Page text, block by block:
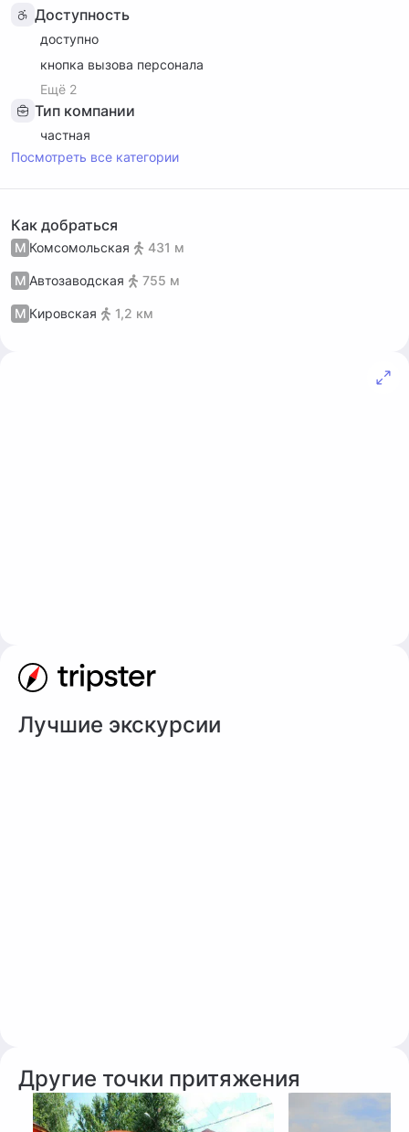
Доступность
доступно
кнопка вызова персонала
Ещё 2
Тип компании
частная
Посмотреть все категории
Как добраться
М Комсомольская 431 м
М Автозаводская 755 м
М Кировская 1,2 км
Лучшие экскурсии
Другие точки притяжения